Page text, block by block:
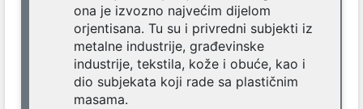
ona je izvozno najvećim dijelom
orjentisana. Tu su i privredni subjekti iz
metalne industrije, građevinske
industrije, tekstila, kože i obuće, kao i
dio subjekata koji rade sa plastičnim
masama.